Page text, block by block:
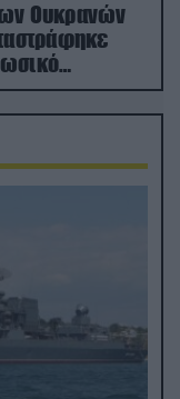
Ουκρανών
πόλη!